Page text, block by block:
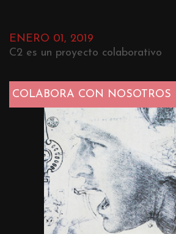
ENERO 01, 2019
C2 es un proyecto colaborativo
COLABORA CON NOSOTROS